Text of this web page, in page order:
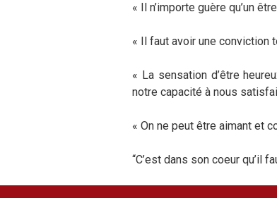
« Il n’importe guère qu’un
« Il faut avoir une conviction
« La sensation d’être
notre capacité à nous
« On ne peut être aimant et
“C’est dans son coeur qu’il